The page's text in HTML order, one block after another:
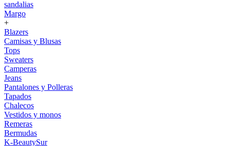
sandalias
Margo
+
Blazers
Camisas y Blusas
Tops
Sweaters
Camperas
Jeans
Pantalones y Polleras
Tapados
Chalecos
Vestidos y monos
Remeras
Bermudas
K-BeautySur